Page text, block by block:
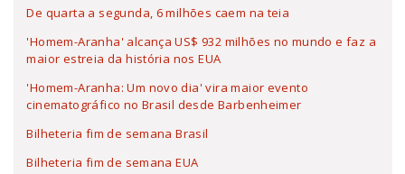
De quarta a segunda, 6 milhões caem na teia
'Homem-Aranha' alcança US$ 932 milhões no mundo e faz a
maior estreia da história nos EUA
'Homem-Aranha: Um novo dia' vira maior evento
cinematográfico no Brasil desde Barbenheimer
Bilheteria fim de semana Brasil
Bilheteria fim de semana EUA